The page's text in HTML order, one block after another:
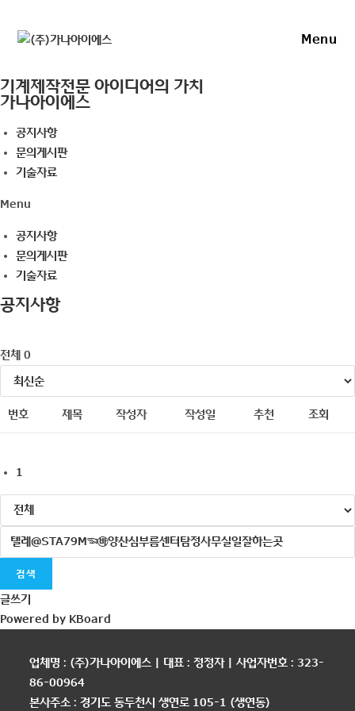
content
Menu
기계제작전문 아이디어의 가치
가나아이에스
공지사항
문의게시판
기술자료
Menu
공지사항
문의게시판
기술자료
공지사항
전체 0
번호 제목 작성자 작성일 추천 조회
1
검색
글쓰기
Powered by KBoard
업체명 : (주)가나아이에스 | 대표 : 정정자 | 사업자번호 : 323-
86-00964
본사주소 : 경기도 동두천시 생연로 105-1 (생연동)